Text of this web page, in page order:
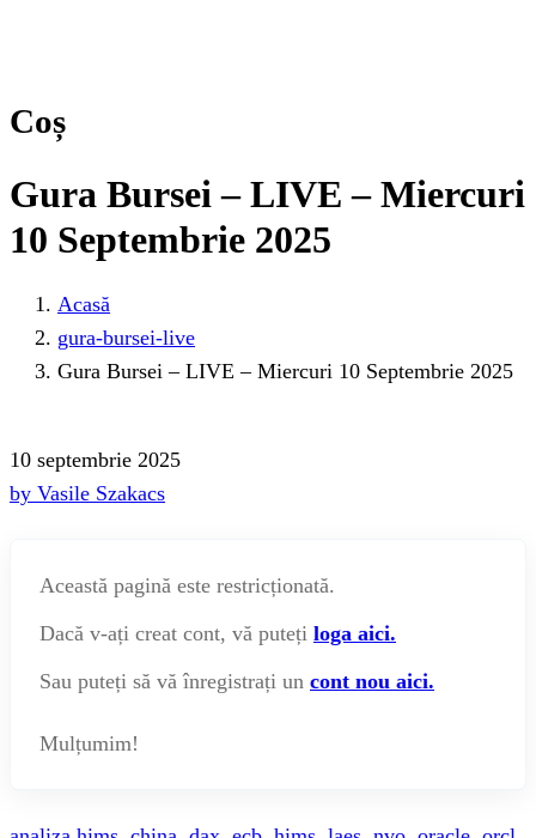
Coș
Gura Bursei – LIVE – Miercuri
10 Septembrie 2025
Acasă
gura-bursei-live
Gura Bursei – LIVE – Miercuri 10 Septembrie 2025
10 septembrie 2025
by Vasile Szakacs
Această pagină este restricționată.
Dacă v-ați creat cont, vă puteți loga aici.
Sau puteți să vă înregistrați un cont nou aici.
Mulțumim!